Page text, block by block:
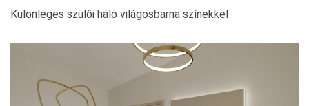
Különleges szülői háló világosbarna színekkel